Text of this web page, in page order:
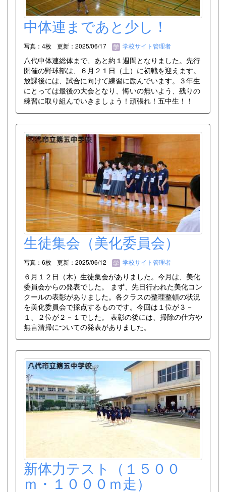
中体連まであと少し！
写真：4枚 更新：2025/06/17 学校サイト管理者
八代中体連総体まで、あと約１週間となりました。先行
開催の野球部は、６月２１日（土）に初戦を迎えます。
放課後には、試合に向けて練習に励んでいます。３年生
にとっては最後の大会となり、悔いの無いよう、残りの
練習に取り組んでいきましょう！頑張れ！五中生！！
生徒集会（美化委員会）
写真：6枚 更新：2025/06/12 学校サイト管理者
６月１２日（木）生徒集会がありました。今月は、美化
委員会からの発表でした。 まず、先日行われた美化コン
クールの表彰がありました。各クラスの整理整頓の状況
を美化委員会で採点するものです。今回は１位が３－
１、２位が２－１でした。 表彰の後には、掃除の仕方や
無言清掃についての発表がありました。
新体力テスト（１５００
ｍ・１０００ｍ走）